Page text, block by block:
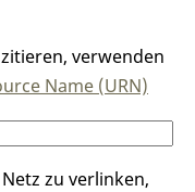
verwenden
Name (URN)
zu verlinken,